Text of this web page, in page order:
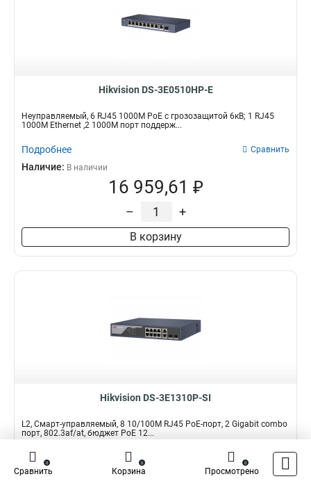
Hikvision DS-3E0510HP-E
Неуправляемый, 6 RJ45 1000M PoE с грозозащитой 6кВ; 1 RJ45
1000M Ethernet ,2 1000M порт поддерж...
Подробнее Сравнить
Наличие: В наличии
16 959,61 ₽
– +
В корзину
Hikvision DS-3E1310P-SI
L2, Смарт-управляемый, 8 10/100M RJ45 PoE-порт, 2 Gigabit combo
порт, 802.3af/at, бюджет PoE 12...
Подробнее Сравнить
Наличие:
Сравнить
0
Корзина
0
Просмотрено
0